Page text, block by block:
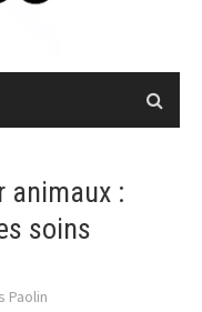
animaux :
soins
Paolin